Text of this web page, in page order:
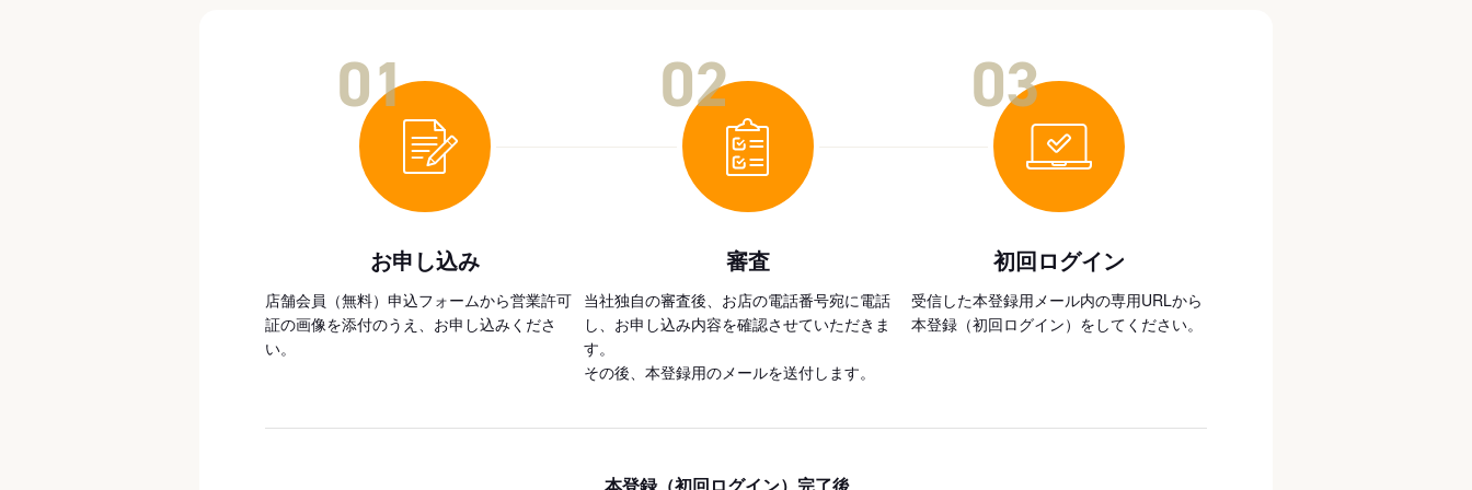
お申し込み
店舗会員（無料）申込フォームから営業許可
証の画像を添付のうえ、お申し込みくださ
い。
審査
当社独自の審査後、お店の電話番号宛に電話
し、お申し込み内容を確認させていただきま
す。
その後、本登録用のメールを送付します。
初回ログイン
受信した本登録用メール内の専用URLから
本登録（初回ログイン）をしてください。